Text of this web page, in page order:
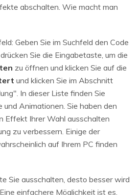
abschalten. Wie macht man
Geben Sie im Suchfeld den Code
Sie die Eingabetaste, um die
zu öffnen und klicken Sie auf die
und klicken Sie im Abschnitt
In dieser Liste finden Sie
Animationen. Sie haben den
Effekt Ihrer Wahl ausschalten
zu verbessern. Einige der
auf Ihrem PC finden
Sie ausschalten, desto besser wird
einfachere Möglichkeit ist es,